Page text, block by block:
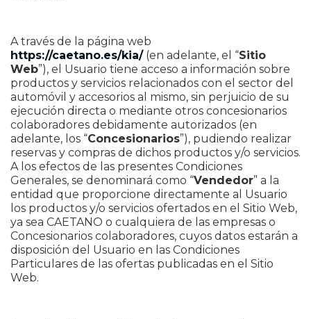
A través de la página web
https://caetano.es/kia/(en adelante, el “Sitio
Web”), el Usuario tiene acceso a información sobre
productos y servicios relacionados con el sector del
automóvil y accesorios al mismo, sin perjuicio de su
ejecución directa o mediante otros concesionarios
colaboradores debidamente autorizados (en
adelante, los “Concesionarios”), pudiendo realizar
reservas y compras de dichos productos y/o servicios.
A los efectos de las presentes Condiciones
Generales, se denominará como “Vendedor” a la
entidad que proporcione directamente al Usuario
los productos y/o servicios ofertados en el Sitio Web,
ya sea CAETANO o cualquiera de las empresas o
Concesionarios colaboradores, cuyos datos estarán a
disposición del Usuario en las Condiciones
Particulares de las ofertas publicadas en el Sitio
Web.